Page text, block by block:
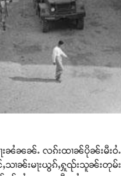
ၼႆၼၼ်ႉ လၵ်းထၢၼ်ပိုၼ်းမီးဝႆႉ
သၢၼ်းမႃးယွၵ်ႇႁူၺ်းသူၼ်းတု